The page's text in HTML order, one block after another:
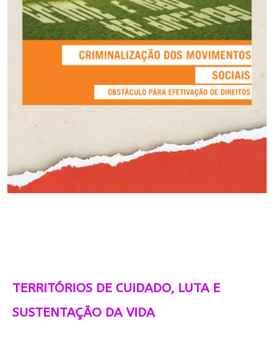
TERRITÓRIOS DE CUIDADO, LUTA E
SUSTENTAÇÃO DA VIDA